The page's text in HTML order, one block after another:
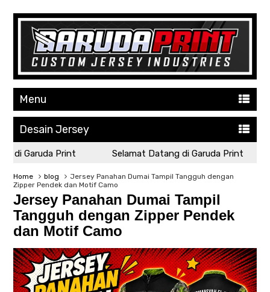
Menu
Desain Jersey
di Garuda Print Selamat Datang di Garuda Print
Home blog
Jersey Panahan Dumai Tampil Tangguh dengan
Zipper Pendek dan Motif Camo
Jersey Panahan Dumai Tampil
Tangguh dengan Zipper Pendek
dan Motif Camo